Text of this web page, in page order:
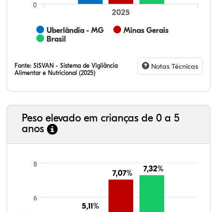
Uberlândia - MG
Minas Gerais
Brasil
2025
0
Fonte: SISVAN - Sistema de Vigilância
Alimentar e Nutricional (2025)
Notas Técnicas
Peso elevado em crianças de 0 a 5
anos
5,11%
5,11%
7,07%
7,07% 7,32%
7,32%
6
8